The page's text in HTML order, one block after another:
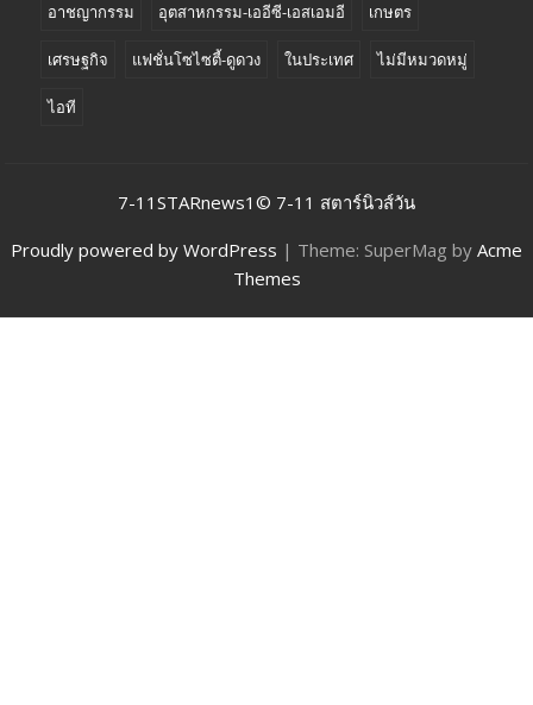
อาชญากรรม อุตสาหกรรม-เออีซี-เอสเอมอี เกษตร
เศรษฐกิจ แฟชั่นโซไซตี้-ดูดวง ในประเทศ ไม่มีหมวดหมู่
ไอที
7-11STARnews1© 7-11 สตาร์นิวส์วัน
Proudly powered by WordPress | Theme: SuperMag by Acme
Themes